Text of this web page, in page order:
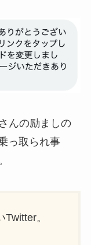
んの励ましの
っ取られ事
。